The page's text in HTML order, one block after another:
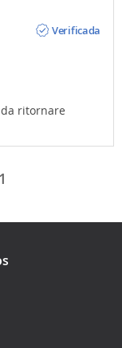
Verificada
ritornare
1